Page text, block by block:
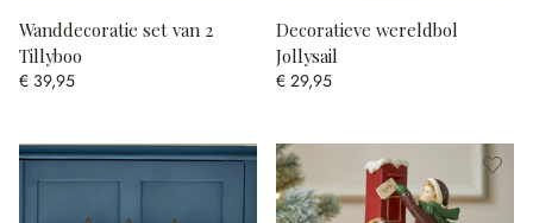
Wanddecoratie set van 2
Tillyboo
€ 39,95
Decoratieve wereldbol
Jollysail
€ 29,95